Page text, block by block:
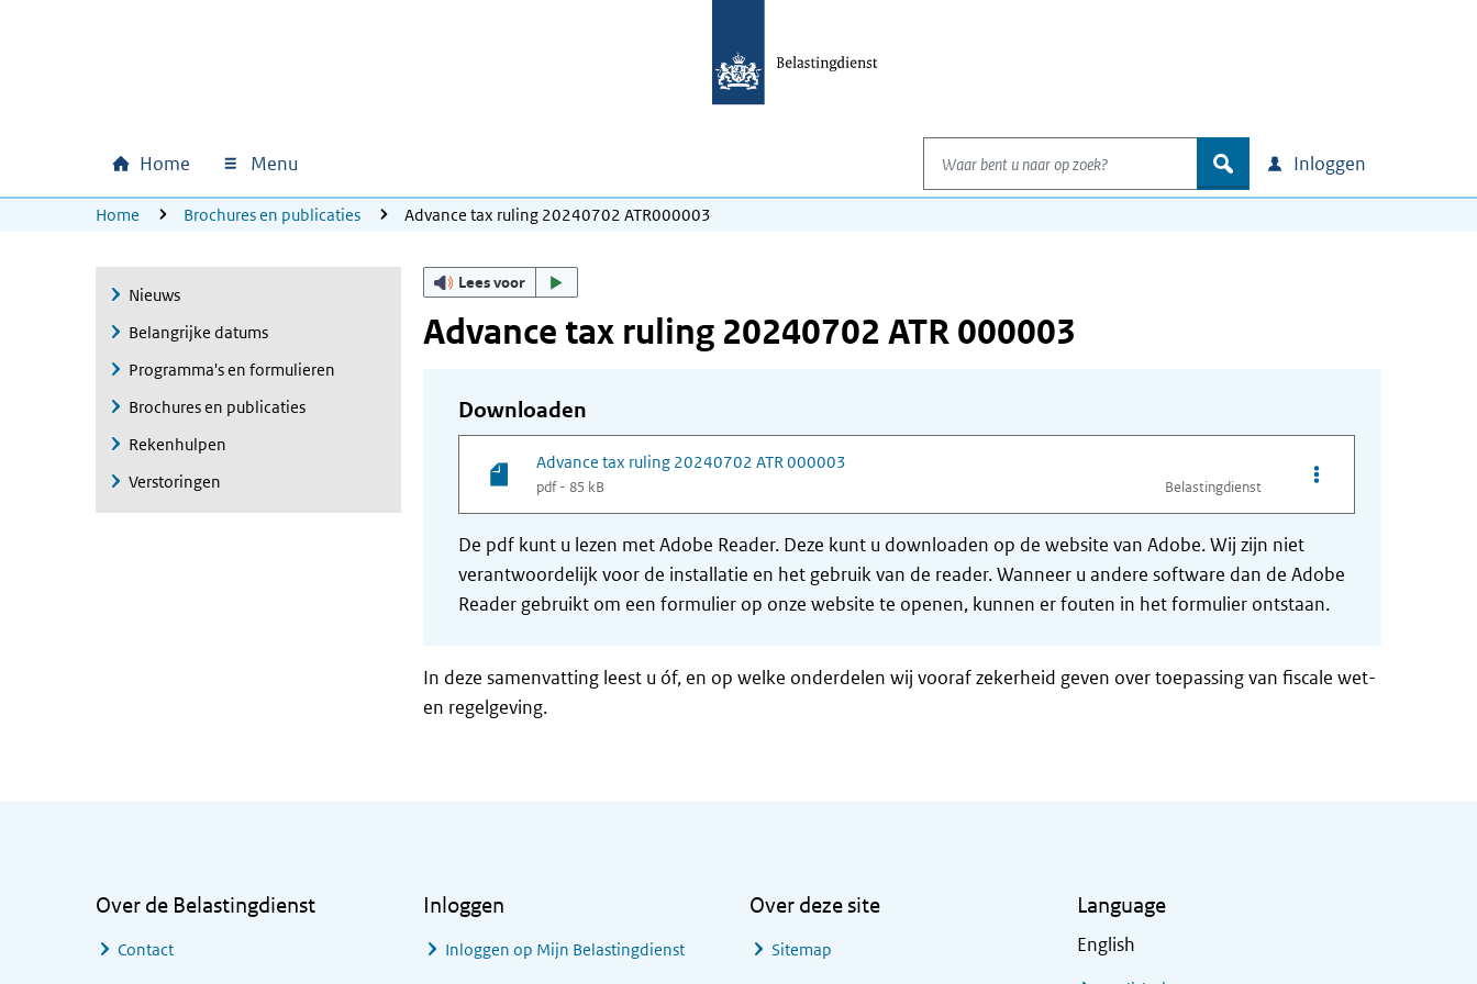
Hoofdnavigatie
Home Menu
Waar bent u naar op zoek?
zoek Inloggen
U bevindt zich hier:
Home Brochures en publicaties Advance tax ruling 20240702 ATR000003
Nieuws
Belangrijke datums
Programma's en formulieren
Brochures en publicaties
Rekenhulpen
Verstoringen
Lees voor
Advance tax ruling 20240702 ATR 000003
Downloaden
Advance tax ruling 20240702 ATR 000003
pdf - 85 kB Belastingdienst
Opties van bestand
De pdf kunt u lezen met Adobe Reader. Deze kunt u downloaden op de website van Adobe. Wij zijn niet
verantwoordelijk voor de installatie en het gebruik van de reader. Wanneer u andere software dan de Adobe
Reader gebruikt om een formulier op onze website te openen, kunnen er fouten in het formulier ontstaan.
In deze samenvatting leest u óf, en op welke onderdelen wij vooraf zekerheid geven over toepassing van fiscale wet-
en regelgeving.
Over de Belastingdienst
Contact
Inloggen
Inloggen op Mijn Belastingdienst
Over deze site
Sitemap
Language
English